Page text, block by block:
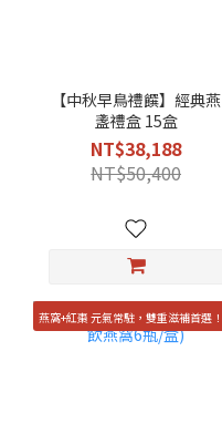
【中秋早鳥禮饌】經典燕
盞禮盒 15盒
NT$38,188
NT$50,400
燕窩+紅棗 元氣常駐，雙重滋補首選！